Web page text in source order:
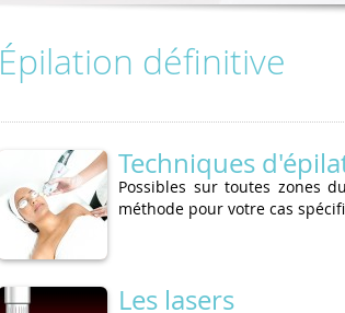
Épilation définitive
Techniques
Possibles sur toutes zones
méthode pour votre cas
Les lasers